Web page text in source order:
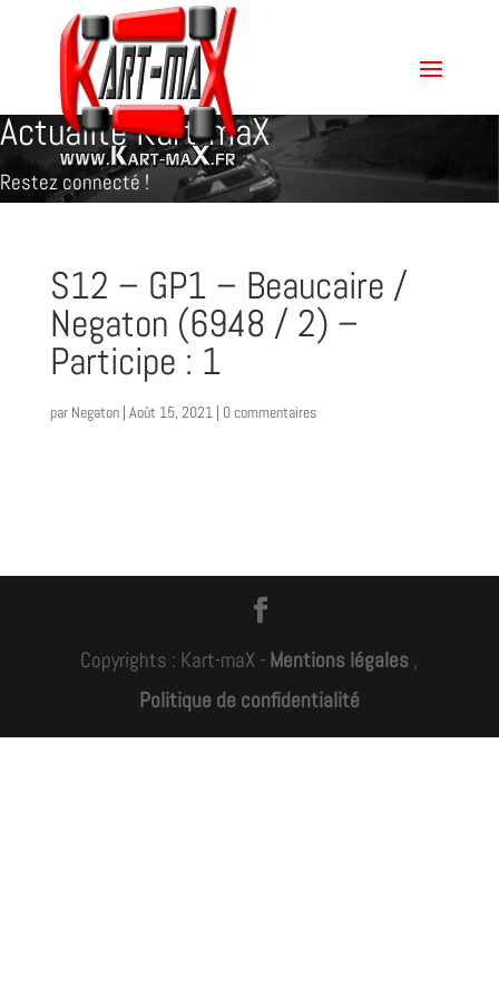
Actualité Kart-maX
Restez connecté !
S12 – GP1 – Beaucaire /
Negaton (6948 / 2) –
Participe : 1
par Negaton| Août 15, 2021| 0 commentaires
Copyrights : Kart-maX - Mentions légales ,
Politique de confidentialité